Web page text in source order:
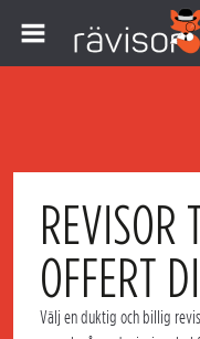
REVISOR
OFFERT
Välj en duktig och billig